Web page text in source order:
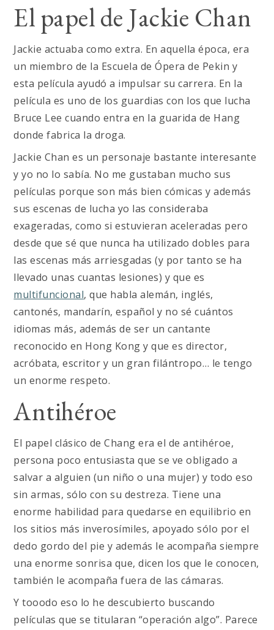
El papel de Jackie Chan
Jackie actuaba como extra. En aquella época, era
un miembro de la Escuela de Ópera de Pekin y
esta película ayudó a impulsar su carrera. En la
película es uno de los guardias con los que lucha
Bruce Lee cuando entra en la guarida de Hang
donde fabrica la droga.
Jackie Chan es un personaje bastante interesante
y yo no lo sabía. No me gustaban mucho sus
películas porque son más bien cómicas y además
sus escenas de lucha yo las consideraba
exageradas, como si estuvieran aceleradas pero
desde que sé que nunca ha utilizado dobles para
las escenas más arriesgadas (y por tanto se ha
llevado unas cuantas lesiones) y que es
multifuncional, que habla alemán, inglés,
cantonés, mandarín, español y no sé cuántos
idiomas más, además de ser un cantante
reconocido en Hong Kong y que es director,
acróbata, escritor y un gran filántropo… le tengo
un enorme respeto.
Antihéroe
El papel clásico de Chang era el de antihéroe,
persona poco entusiasta que se ve obligado a
salvar a alguien (un niño o una mujer) y todo eso
sin armas, sólo con su destreza. Tiene una
enorme habilidad para quedarse en equilibrio en
los sitios más inverosímiles, apoyado sólo por el
dedo gordo del pie y además le acompaña siempre
una enorme sonrisa que, dicen los que le conocen,
también le acompaña fuera de las cámaras.
Y tooodo eso lo he descubierto buscando
películas que se titularan “operación algo”. Parece